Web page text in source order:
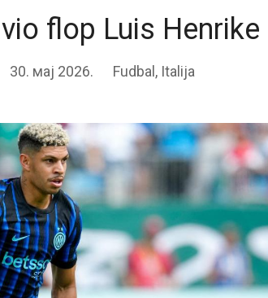
flop Luis
30. мај 2026. Fudbal , Italija